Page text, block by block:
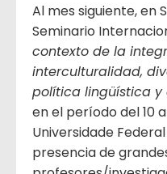
Al mes siguiente, en
Seminario
contexto de la
interculturalidad,
política lingüística y
en el período del 10
Universidade
presencia de